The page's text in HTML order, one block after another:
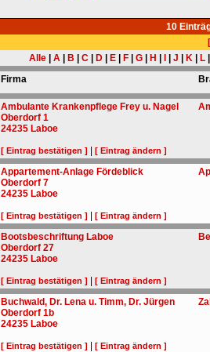
10
Alle| A| B C| D| E| F| G| H J K| L|
Firma
Ambulante Krankenpflege Frey u. Nagel
Oberdorf 1
24235 Laboe
[ Eintrag bestätigen ] [ Eintrag ändern ]
Appartement-Anlage Fördeblick
Oberdorf 7
24235 Laboe
[ Eintrag bestätigen ] [ Eintrag ändern ]
Bootsbeschriftung Laboe
Oberdorf 27
24235 Laboe
[ Eintrag bestätigen ] [ Eintrag ändern ]
Buchwald, Dr. Lena u. Timm, Dr. Jürgen
Oberdorf 1b
24235 Laboe
[ Eintrag bestätigen ] [ Eintrag ändern ]